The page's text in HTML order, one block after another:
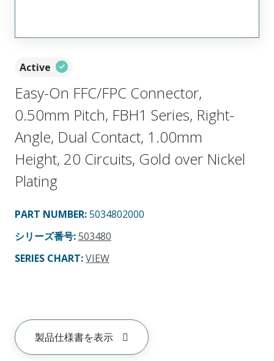
Active
Easy-On FFC/FPC Connector,
0.50mm Pitch, FBH1 Series, Right-
Angle, Dual Contact, 1.00mm
Height, 20 Circuits, Gold over Nickel
Plating
PART NUMBER:5034802000
シリーズ番号:503480
SERIES CHART:VIEW
製品仕様書を表示